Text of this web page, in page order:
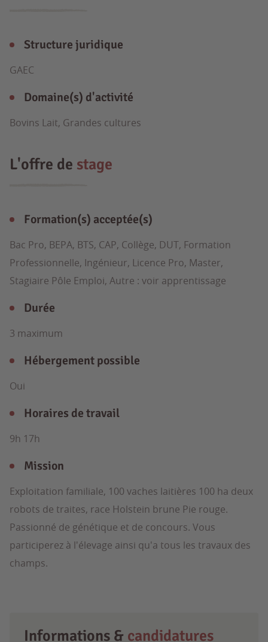
Structure juridique
GAEC
Domaine(s) d'activité
Bovins Lait, Grandes cultures
L'offre de stage
Formation(s) acceptée(s)
Bac Pro, BEPA, BTS, CAP, Collège, DUT, Formation
Professionnelle, Ingénieur, Licence Pro, Master,
Stagiaire Pôle Emploi, Autre : voir apprentissage
Durée
3 maximum
Hébergement possible
Oui
Horaires de travail
9h 17h
Mission
Exploitation familiale, 100 vaches laitières 100 ha deux
robots de traites, race Holstein brune Pie rouge.
Passionné de génétique et de concours. Vous
participerez à l'élevage ainsi qu'a tous les travaux des
champs.
Informations & candidatures